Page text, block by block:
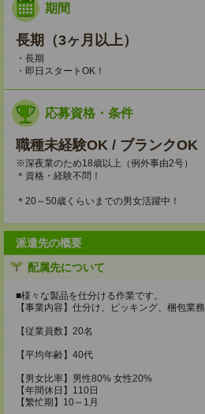
期間
長期（3ヶ月以上）
・長期
・即日スタートOK！
応募資格・条件
職種未経験OK / ブランクOK
※深夜業のため18歳以上（例外事由2号）
＊資格・経験不問！
＊20～50歳くらいまでの男女活躍中！
派遣先の概要
配属先について
■様々な製品を仕分ける作業です。
【事業内容】仕分け、ピッキング、梱包業務
【従業員数】20名
【平均年齢】40代
【男女比率】男性80% 女性20%
【年間休日】110日
【繁忙期】10～1月